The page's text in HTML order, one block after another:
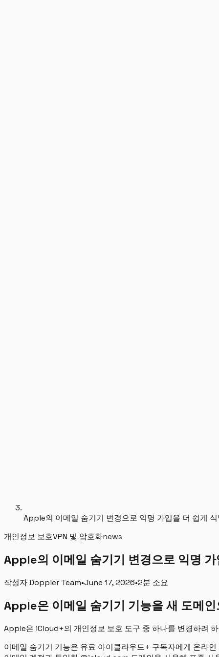
Apple의 이메일 숨기기 변경으로 익명 가입을 더 쉽게
개인정보 보호VPN 및 암호화news
Apple의 이메일 숨기기 변경으로 익명
작성자Doppler Team•June 17, 2026•2분 소요
Apple은 이메일 숨기기 기능을 새 도메
Apple은 iCloud+의 개인정보 보호 도구 중 하나를 변경하려
이메일 숨기기 기능은 유료 아이클라우드+ 구독자에게 온라